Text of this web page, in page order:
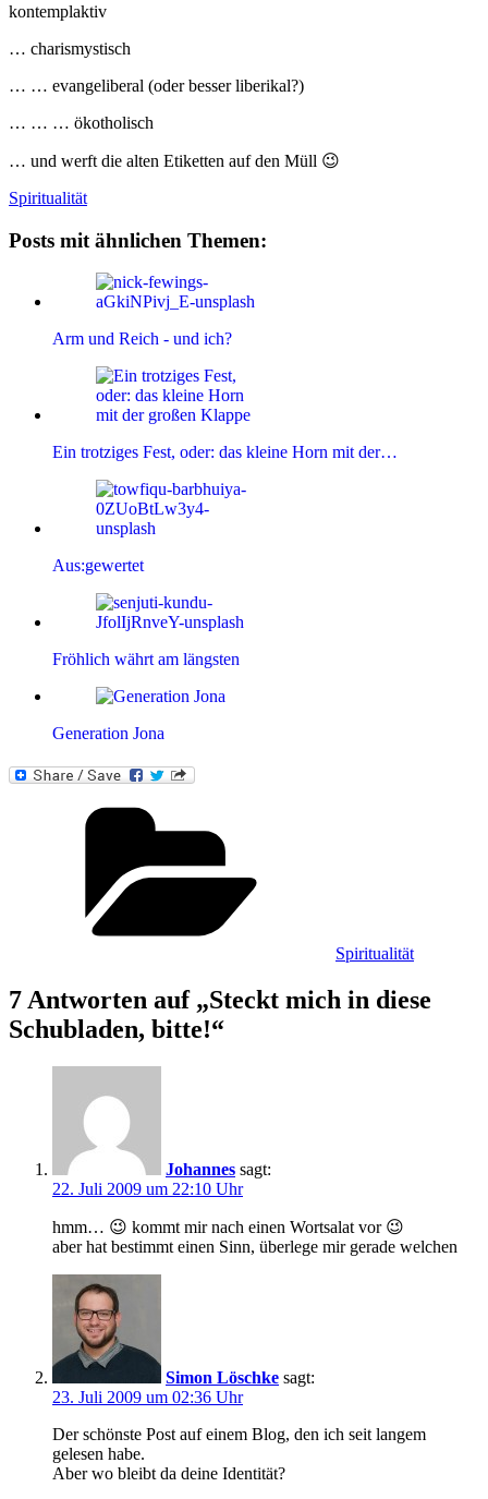
kontemplaktiv
… charismystisch
… … evangeliberal (oder besser liberikal?)
… … … ökotholisch
… und werft die alten Etiketten auf den Müll 😉
Spiritualität
Posts mit ähnlichen Themen:
Arm und Reich - und ich?
Ein trotziges Fest, oder: das kleine Horn mit der…
Aus:gewertet
Fröhlich währt am längsten
Generation Jona
Spiritualität
7 Antworten auf „Steckt mich in diese
Schubladen, bitte!“
Johannes sagt:
22. Juli 2009 um 22:10 Uhr
hmm… 😉 kommt mir nach einen Wortsalat vor 😉
aber hat bestimmt einen Sinn, überlege mir gerade welchen
Simon Löschke sagt:
23. Juli 2009 um 02:36 Uhr
Der schönste Post auf einem Blog, den ich seit langem
gelesen habe.
Aber wo bleibt da deine Identität?